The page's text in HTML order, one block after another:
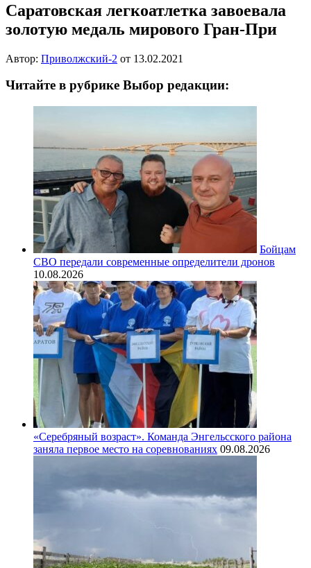
Саратовская легкоатлетка завоевала
золотую медаль мирового Гран-При
Автор: Приволжский-2 от 13.02.2021
Читайте в рубрике Выбор редакции:
Бойцам
СВО передали современные определители дронов
10.08.2026
«Серебряный возраст». Команда Энгельсского района
заняла первое место на соревнованиях 09.08.2026